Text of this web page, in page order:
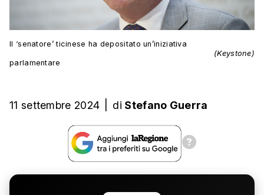
Il ‘senatore’ ticinese ha depositato un’iniziativa
parlamentare
(Keystone)
11 settembre 2024 di Stefano Guerra